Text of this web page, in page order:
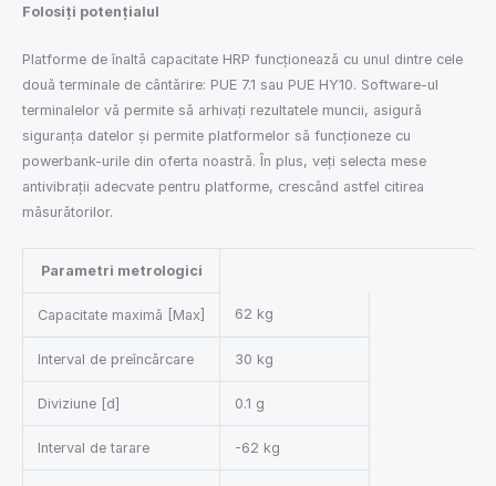
Folosiți potențialul
Platforme de înaltă capacitate HRP funcționează cu unul dintre cele
două terminale de cântărire: PUE 7.1 sau PUE HY10. Software-ul
terminalelor vă permite să arhivați rezultatele muncii, asigură
siguranța datelor și permite platformelor să funcționeze cu
powerbank-urile din oferta noastră. În plus, veți selecta mese
antivibrații adecvate pentru platforme, crescând astfel citirea
măsurătorilor.
Parametri metrologici
Capacitate maximă [Max] 62 kg
Interval de preîncărcare 30 kg
Diviziune [d] 0.1 g
Interval de tarare -62 kg